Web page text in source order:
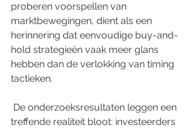
proberen voorspellen van
marktbewegingen, dient als een
herinnering dat eenvoudige buy-and-
hold strategieën vaak meer glans
hebben dan de verlokking van timing
tactieken.
treffende realiteit bloot: investeerders